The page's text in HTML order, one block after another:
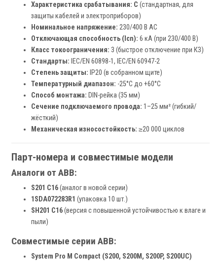
Характеристика срабатывания: C (стандартная, для
защиты кабелей и электроприборов)
Номинальное напряжение: 230/400 В AC
Отключающая способность (Icn): 6 кА (при 230/400 В)
Класс токоограничения: 3 (быстрое отключение при КЗ)
Стандарты: IEC/EN 60898-1, IEC/EN 60947-2
Степень защиты: IP20 (в собранном щите)
Температурный диапазон: -25°C до +60°C
Способ монтажа: DIN-рейка (35 мм)
Сечение подключаемого провода: 1–25 мм² (гибкий/
жёсткий)
Механическая износостойкость: ≥20 000 циклов
Парт-номера и совместимые модели
Аналоги от ABB:
S201 C16(аналог в новой серии)
1SDA072283R1 (упаковка 10 шт.)
SH201 C16(версия с повышенной устойчивостью к влаге и
пыли)
Совместимые серии ABB:
System Pro M Compact (S200, S200M, S200P, S200UC)